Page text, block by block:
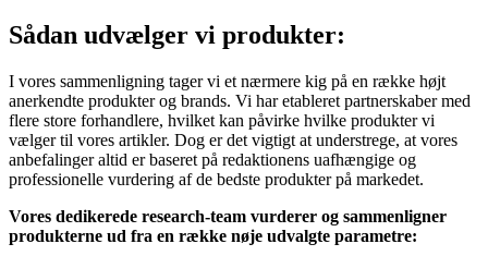
Sådan udvælger vi produkter:
I vores sammenligning tager vi et nærmere kig på en række højt
anerkendte produkter og brands. Vi har etableret partnerskaber med
flere store forhandlere, hvilket kan påvirke hvilke produkter vi
vælger til vores artikler. Dog er det vigtigt at understrege, at vores
anbefalinger altid er baseret på redaktionens uafhængige og
professionelle vurdering af de bedste produkter på markedet.
Vores dedikerede research-team vurderer og sammenligner
produkterne ud fra en række nøje udvalgte parametre: